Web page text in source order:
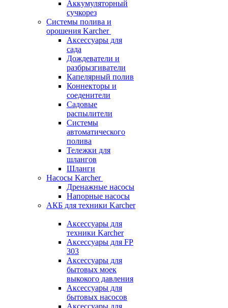
Аккумуляторный
сучкорез
Системы полива и
орошения Karcher
Аксессуары для
сада
Дождеватели и
разбрызгиватели
Капелярный полив
Коннекторы и
соеденители
Садовые
распылители
Системы
автоматического
полива
Тележки для
шлангов
Шланги
Насосы Karcher
Дренажные насосы
Напорные насосы
АКБ для техники Karcher
Аксессуары для
техники Karcher
Аксессуары для FP
303
Аксессуары для
бытовых моек
выкокого давления
Аксессуары для
бытовых насосов
Аксессуары для